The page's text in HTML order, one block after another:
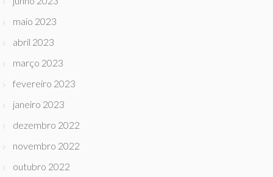
maio 2023
abril 2023
março 2023
fevereiro 2023
janeiro 2023
dezembro 2022
novembro 2022
outubro 2022